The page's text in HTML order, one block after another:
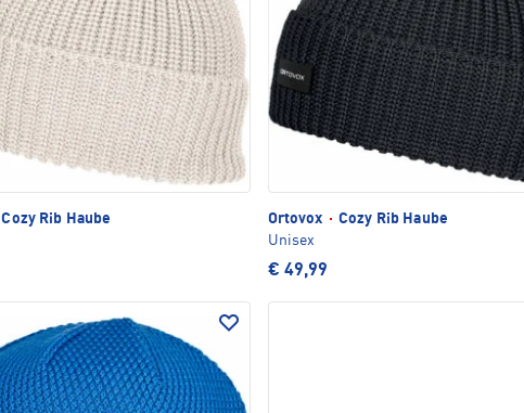
Cozy Rib Haube
Ortovox · Cozy Rib Haube
Unisex
€ 49,99